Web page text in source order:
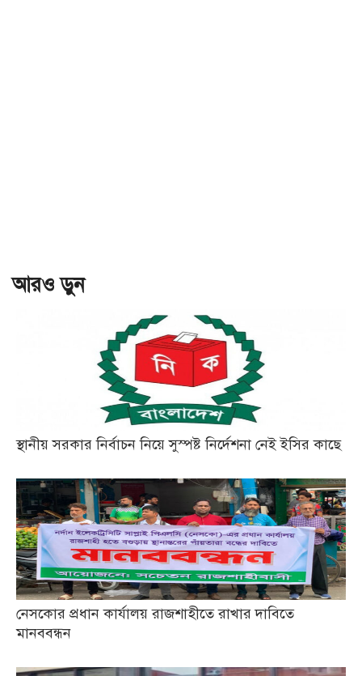
আরও ড়ুন
স্থানীয় সরকার নির্বাচন নিয়ে সুস্পষ্ট নির্দেশনা নেই ইসির কাছে
নেসকোর প্রধান কার্যালয় রাজশাহীতে রাখার দাবিতে
মানববন্ধন